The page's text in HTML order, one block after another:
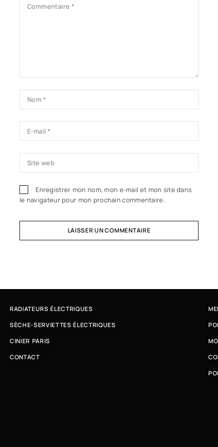
Enregistrer mon nom, mon e-mail et mon site dans
le navigateur pour mon prochain commentaire.
LAISSER UN COMMENTAIRE
RADIATEURS ÉLECTRIQUES
SÈCHE-SERVIETTES ÉLECTRIQUES
CINIER PARIS
CONTACT